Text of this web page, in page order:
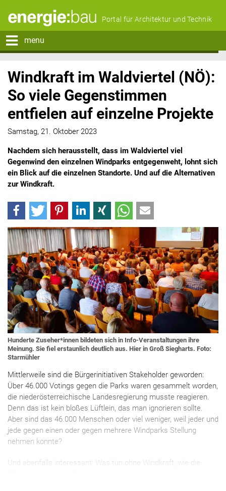
Portal für Architektur und Technik
menu
Windkraft im Waldviertel (NÖ):
So viele Gegenstimmen
entfielen auf einzelne Projekte
Samstag, 21. Oktober 2023
Nachdem sich herausstellt, dass im Waldviertel viel
Gegenwind den einzelnen Windparks entgegenweht, lohnt sich
ein Blick auf die einzelnen Standorte. Und auf die Alternativen
zur Windkraft.
Hunderte Zuseher*innen bildeten sich in Info-Veranstaltungen ihre
Meinung. Sie fiel erstaunlich deutlich aus. Hier in Groß Siegharts. Foto:
Starmühler
Mittlerweile sind die Bürgerinitiativen Stakeholder geworden:
Über 46.000 Votings gegen die Parks waren gesammelt worden,
die niederösterreichische Landesregierung musste reagieren.
Denn das ist kein bloßes Lüftlein, das man ignorieren sollte.
Aber sind das 46.000 Menschen oder viel weniger, weil jeder und
jede gegen einen oder gegen mehrere Windparks Stellung
nehmen konnte?
Und ebenfalls interessant: Was tun ohne Windkraft, wie die